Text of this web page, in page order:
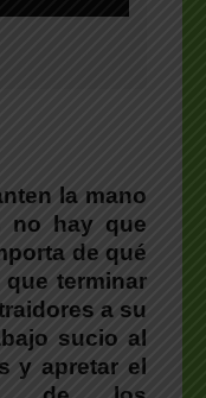
la mano
no hay que
de qué
terminar
a su
sucio al
y apretar el